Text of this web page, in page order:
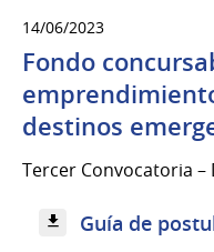
14/06/2023
Fondo
destinos
Tercer Convocatoria
Guía de